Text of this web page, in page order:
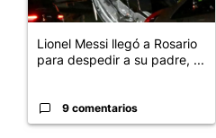
Lionel Messi llegó a Rosario
para despedir a su padre, ...
9 comentarios